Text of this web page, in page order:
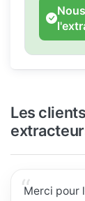
Les
Merci pour